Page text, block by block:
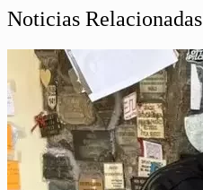
Noticias Relacionadas